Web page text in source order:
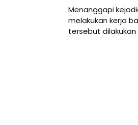
Menanggapi
melakukan kerja
tersebut